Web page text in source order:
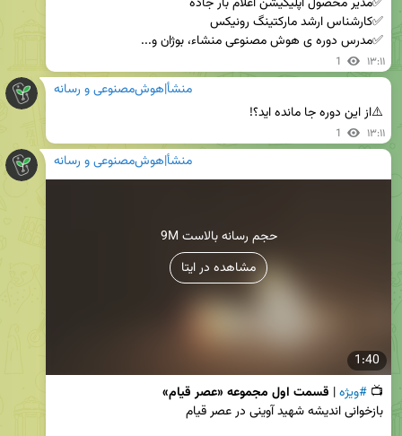
✅مدرس دوره ی هوش مصنوعی منشاء، بوژان و...
1 ۱۳:۱۱
منشأ|هوش‌مصنوعی و رسانه
⚠️از این دوره جا مانده اید؟!
1 ۱۳:۱۱
منشأ|هوش‌مصنوعی و رسانه
1:40
9M حجم رسانه بالاست
مشاهده در ایتا
📺 #ویژه | قسمت اول مجموعه «عصر قیام»